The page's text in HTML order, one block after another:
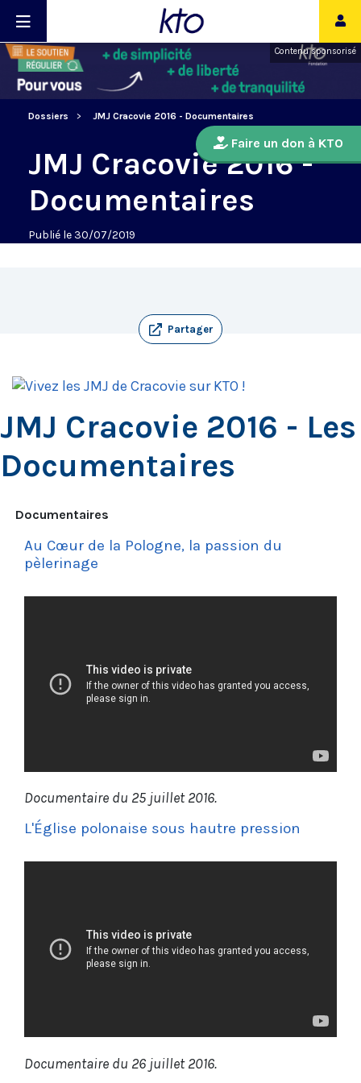
Contenu sponsorisé
Dossiers JMJ Cracovie 2016 - Documentaires
Faire un don à KTO
JMJ Cracovie 2016 -
Documentaires
Publié le 30/07/2019
Partager
JMJ Cracovie 2016 - Les
Documentaires
Documentaires
Au Cœur de la Pologne, la passion du
pèlerinage
Documentaire du 25 juillet 2016.
L'Église polonaise sous hautre pression
Documentaire du 26 juillet 2016.